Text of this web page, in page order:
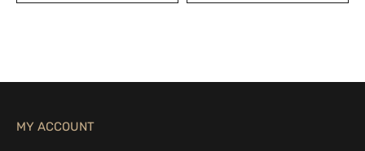
MY ACCOUNT